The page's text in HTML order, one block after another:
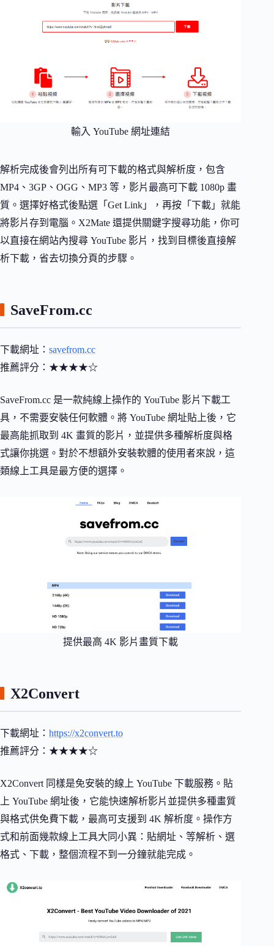
輸入 YouTube 網址連結
解析完成後會列出所有可下載的格式與解析度，包含
MP4、3GP、OGG、MP3 等，影片最高可下載 1080p 畫
質。選擇好格式後點選「Get Link」，再按「下載」就能
將影片存到電腦。X2Mate 還提供關鍵字搜尋功能，你可
以直接在網站內搜尋 YouTube 影片，找到目標後直接解
析下載，省去切換分頁的步驟。
SaveFrom.cc
下載網址： savefrom.cc
推薦評分：★★★★☆
SaveFrom.cc 是一款純線上操作的 YouTube 影片下載工
具，不需要安裝任何軟體。將 YouTube 網址貼上後，它
最高能抓取到 4K 畫質的影片，並提供多種解析度與格
式讓你挑選。對於不想額外安裝軟體的使用者來說，這
類線上工具是最方便的選擇。
提供最高 4K 影片畫質下載
X2Convert
下載網址： https://x2convert.to
推薦評分：★★★★☆
X2Convert 同樣是免安裝的線上 YouTube 下載服務。貼
上 YouTube 網址後，它能快速解析影片並提供多種畫質
與格式供免費下載，最高可支援到 4K 解析度。操作方
式和前面幾款線上工具大同小異：貼網址、等解析、選
格式、下載，整個流程不到一分鐘就能完成。